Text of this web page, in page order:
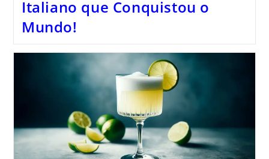
Italiano que Conquistou o
Mundo!